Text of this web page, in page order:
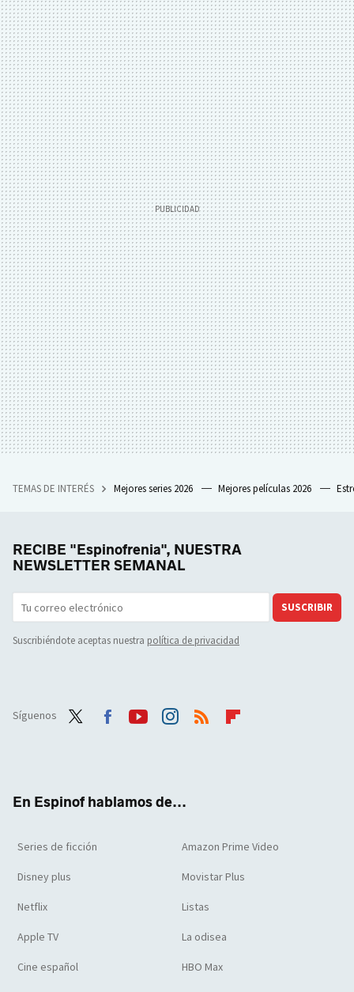
TEMAS DE INTERÉS Mejores series 2026 Mejores películas 2026
RECIBE "Espinofrenia", NUESTRA
NEWSLETTER SEMANAL
SUSCRIBIR
Suscribiéndote aceptas nuestra política de privacidad
Síguenos
En Espinof hablamos de...
Series de ficción Amazon Prime Video
Disney plus Movistar Plus
Netflix Listas
Apple TV La odisea
Cine español HBO Max